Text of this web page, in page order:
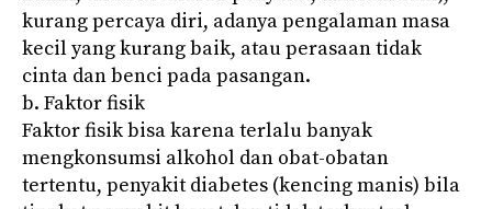
kurang percaya diri, adanya pengalaman masa
kecil yang kurang baik, atau perasaan tidak
cinta dan benci pada pasangan.
b. Faktor fisik
Faktor fisik bisa karena terlalu banyak
mengkonsumsi alkohol dan obat-obatan
tertentu, penyakit diabetes (kencing manis) bila